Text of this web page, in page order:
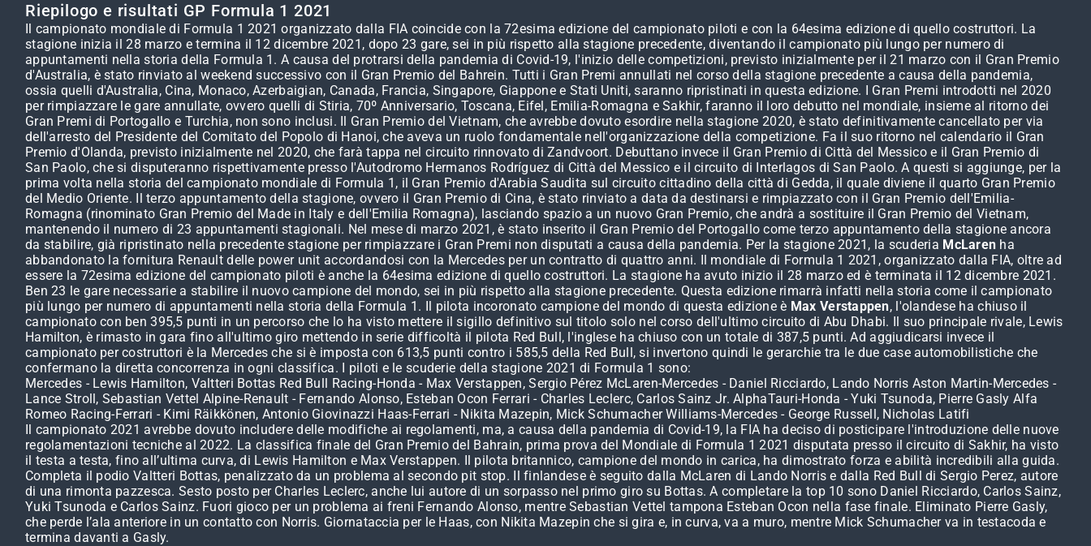
Riepilogo e risultati GP Formula 1 2021
Il campionato mondiale di Formula 1 2021 organizzato dalla FIA coincide con la 72esima edizione del campionato piloti e con la 64esima edizione di quello costruttori. La
stagione inizia il 28 marzo e termina il 12 dicembre 2021, dopo 23 gare, sei in più rispetto alla stagione precedente, diventando il campionato più lungo per numero di
appuntamenti nella storia della Formula 1. A causa del protrarsi della pandemia di Covid-19, l'inizio delle competizioni, previsto inizialmente per il 21 marzo con il Gran Premio
d'Australia, è stato rinviato al weekend successivo con il Gran Premio del Bahrein. Tutti i Gran Premi annullati nel corso della stagione precedente a causa della pandemia,
ossia quelli d'Australia, Cina, Monaco, Azerbaigian, Canada, Francia, Singapore, Giappone e Stati Uniti, saranno ripristinati in questa edizione. I Gran Premi introdotti nel 2020
per rimpiazzare le gare annullate, ovvero quelli di Stiria, 70º Anniversario, Toscana, Eifel, Emilia-Romagna e Sakhir, faranno il loro debutto nel mondiale, insieme al ritorno dei
Gran Premi di Portogallo e Turchia, non sono inclusi. Il Gran Premio del Vietnam, che avrebbe dovuto esordire nella stagione 2020, è stato definitivamente cancellato per via
dell'arresto del Presidente del Comitato del Popolo di Hanoi, che aveva un ruolo fondamentale nell'organizzazione della competizione. Fa il suo ritorno nel calendario il Gran
Premio d'Olanda, previsto inizialmente nel 2020, che farà tappa nel circuito rinnovato di Zandvoort. Debuttano invece il Gran Premio di Città del Messico e il Gran Premio di
San Paolo, che si disputeranno rispettivamente presso l'Autodromo Hermanos Rodríguez di Città del Messico e il circuito di Interlagos di San Paolo. A questi si aggiunge, per la
prima volta nella storia del campionato mondiale di Formula 1, il Gran Premio d'Arabia Saudita sul circuito cittadino della città di Gedda, il quale diviene il quarto Gran Premio
del Medio Oriente. Il terzo appuntamento della stagione, ovvero il Gran Premio di Cina, è stato rinviato a data da destinarsi e rimpiazzato con il Gran Premio dell'Emilia-
Romagna (rinominato Gran Premio del Made in Italy e dell'Emilia Romagna), lasciando spazio a un nuovo Gran Premio, che andrà a sostituire il Gran Premio del Vietnam,
mantenendo il numero di 23 appuntamenti stagionali. Nel mese di marzo 2021, è stato inserito il Gran Premio del Portogallo come terzo appuntamento della stagione ancora
da stabilire, già ripristinato nella precedente stagione per rimpiazzare i Gran Premi non disputati a causa della pandemia. Per la stagione 2021, la scuderia McLaren ha
abbandonato la fornitura Renault delle power unit accordandosi con la Mercedes per un contratto di quattro anni. Il mondiale di Formula 1 2021, organizzato dalla FIA, oltre ad
essere la 72esima edizione del campionato piloti è anche la 64esima edizione di quello costruttori. La stagione ha avuto inizio il 28 marzo ed è terminata il 12 dicembre 2021.
Ben 23 le gare necessarie a stabilire il nuovo campione del mondo, sei in più rispetto alla stagione precedente. Questa edizione rimarrà infatti nella storia come il campionato
più lungo per numero di appuntamenti nella storia della Formula 1. Il pilota incoronato campione del mondo di questa edizione è Max Verstappen, l'olandese ha chiuso il
campionato con ben 395,5 punti in un percorso che lo ha visto mettere il sigillo definitivo sul titolo solo nel corso dell'ultimo circuito di Abu Dhabi. Il suo principale rivale, Lewis
Hamilton, è rimasto in gara fino all'ultimo giro mettendo in serie difficoltà il pilota Red Bull, l'inglese ha chiuso con un totale di 387,5 punti. Ad aggiudicarsi invece il
campionato per costruttori è la Mercedes che si è imposta con 613,5 punti contro i 585,5 della Red Bull, si invertono quindi le gerarchie tra le due case automobilistiche che
confermano la diretta concorrenza in ogni classifica. I piloti e le scuderie della stagione 2021 di Formula 1 sono:
Mercedes - Lewis Hamilton, Valtteri Bottas Red Bull Racing-Honda - Max Verstappen, Sergio Pérez McLaren-Mercedes - Daniel Ricciardo, Lando Norris Aston Martin-Mercedes -
Lance Stroll, Sebastian Vettel Alpine-Renault - Fernando Alonso, Esteban Ocon Ferrari - Charles Leclerc, Carlos Sainz Jr. AlphaTauri-Honda - Yuki Tsunoda, Pierre Gasly Alfa
Romeo Racing-Ferrari - Kimi Räikkönen, Antonio Giovinazzi Haas-Ferrari - Nikita Mazepin, Mick Schumacher Williams-Mercedes - George Russell, Nicholas Latifi
Il campionato 2021 avrebbe dovuto includere delle modifiche ai regolamenti, ma, a causa della pandemia di Covid-19, la FIA ha deciso di posticipare l'introduzione delle nuove
regolamentazioni tecniche al 2022. La classifica finale del Gran Premio del Bahrain, prima prova del Mondiale di Formula 1 2021 disputata presso il circuito di Sakhir, ha visto
il testa a testa, fino all’ultima curva, di Lewis Hamilton e Max Verstappen. Il pilota britannico, campione del mondo in carica, ha dimostrato forza e abilità incredibili alla guida.
Completa il podio Valtteri Bottas, penalizzato da un problema al secondo pit stop. Il finlandese è seguito dalla McLaren di Lando Norris e dalla Red Bull di Sergio Perez, autore
di una rimonta pazzesca. Sesto posto per Charles Leclerc, anche lui autore di un sorpasso nel primo giro su Bottas. A completare la top 10 sono Daniel Ricciardo, Carlos Sainz,
Yuki Tsunoda e Carlos Sainz. Fuori gioco per un problema ai freni Fernando Alonso, mentre Sebastian Vettel tampona Esteban Ocon nella fase finale. Eliminato Pierre Gasly,
che perde l’ala anteriore in un contatto con Norris. Giornataccia per le Haas, con Nikita Mazepin che si gira e, in curva, va a muro, mentre Mick Schumacher va in testacoda e
termina davanti a Gasly.